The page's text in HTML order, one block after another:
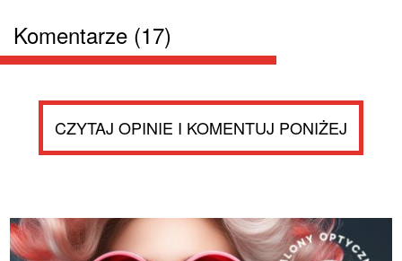
Komentarze (17)
CZYTAJ OPINIE I KOMENTUJ PONIŻEJ